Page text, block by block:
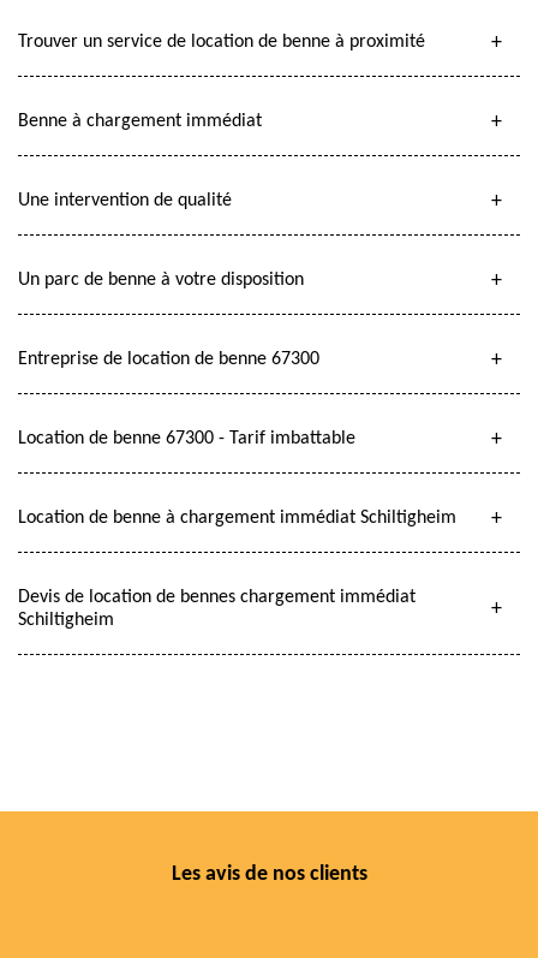
Trouver un service de location de benne à proximité
Benne à chargement immédiat
Une intervention de qualité
Un parc de benne à votre disposition
Entreprise de location de benne 67300
Location de benne 67300 - Tarif imbattable
Location de benne à chargement immédiat Schiltigheim
Devis de location de bennes chargement immédiat
Schiltigheim
Les avis de nos clients